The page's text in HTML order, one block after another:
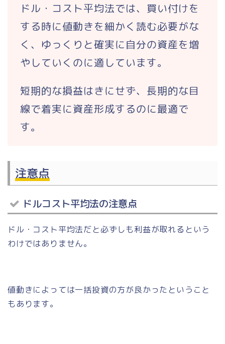
ドル・コスト平均法では、買い付けを
する時に値動きを細かく読む必要がな
く、ゆっくりと確実に自分の資産を増
やしていく のに適しています。
短期的な損益はきにせず、長期的な目
線で着実に資産形成するのに最適で
す。
注意点
ドルコスト平均法の注意点
ドル・コスト平均法だと必ずしも利益が取れるという
わけではありません。
値動きによっては一括投資の方が良かったということ
もあります。